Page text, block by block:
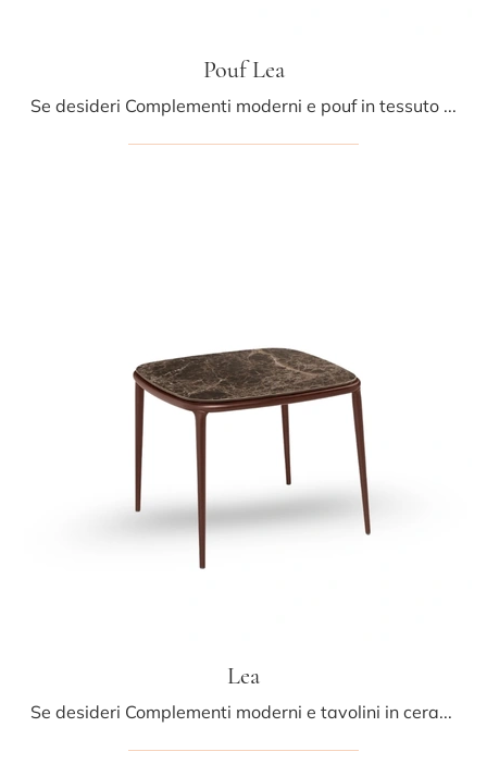
Pouf Lea
Se desideri Complementi moderni e pouf in tessuto scopri di più sul modello Pouf Lea del marchio Midj.
Lea
Se desideri Complementi moderni e tavolini in ceramica scopri di più sul modello Lea del marchio Midj.